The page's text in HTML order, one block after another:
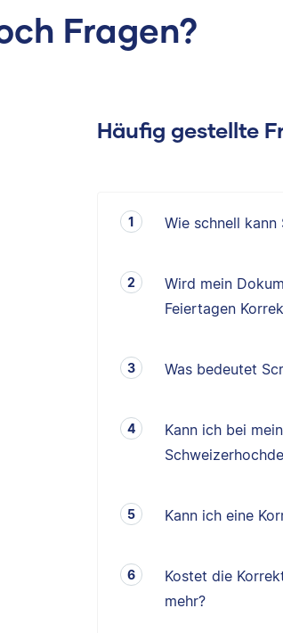
Fragen?
Häufig gestellte
Wie schnell
Wird mein
Feiertagen
Was bedeutet
Kann ich bei
Kann ich eine
Kostet die
mehr?